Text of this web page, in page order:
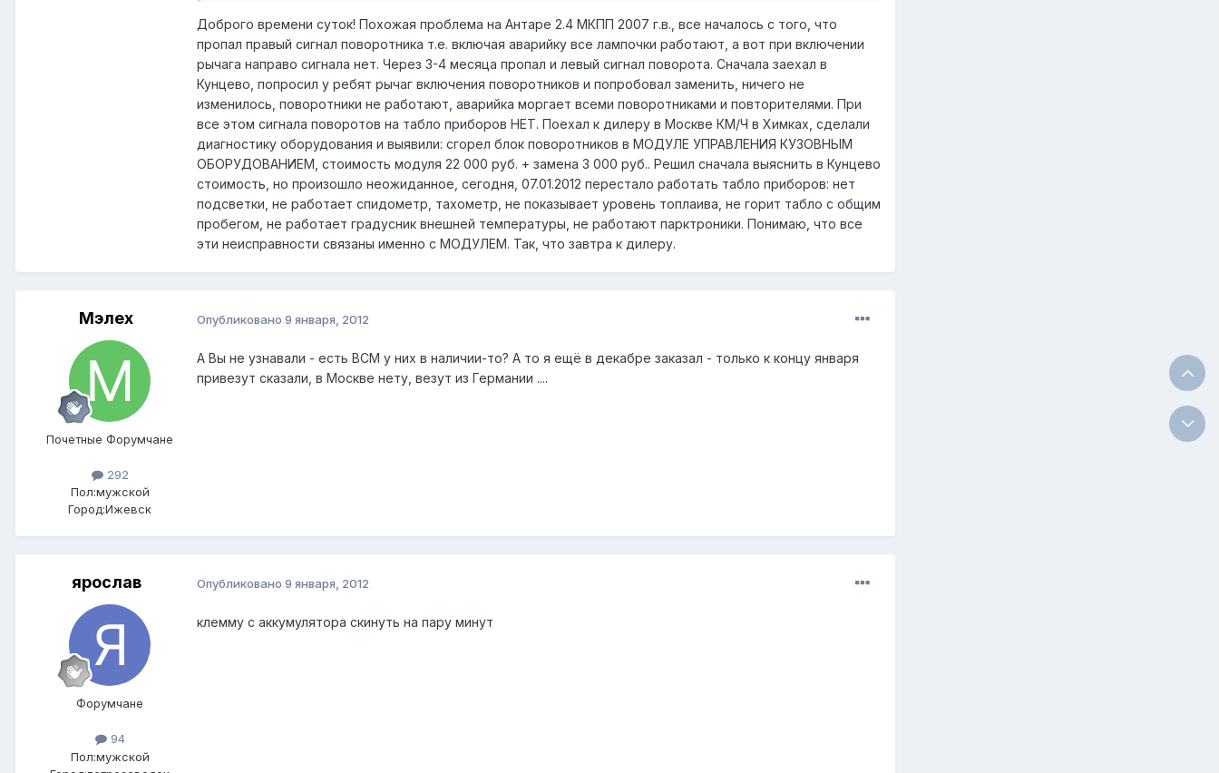
Доброго времени суток! Похожая проблема на Антаре 2.4 МКПП 2007 г.в., все началось с того, что
пропал правый сигнал поворотника т.е. включая аварийку все лампочки работают, а вот при включении
рычага направо сигнала нет. Через 3-4 месяца пропал и левый сигнал поворота. Сначала заехал в
Кунцево, попросил у ребят рычаг включения поворотников и попробовал заменить, ничего не
изменилось, поворотники не работают, аварийка моргает всеми поворотниками и повторителями. При
все этом сигнала поворотов на табло приборов НЕТ. Поехал к дилеру в Москве КМ/Ч в Химках, сделали
диагностику оборудования и выявили: сгорел блок поворотников в МОДУЛЕ УПРАВЛЕНИЯ КУЗОВНЫМ
ОБОРУДОВАНИЕМ, стоимость модуля 22 000 руб. + замена 3 000 руб.. Решил сначала выяснить в Кунцево
стоимость, но произошло неожиданное, сегодня, 07.01.2012 перестало работать табло приборов: нет
подсветки, не работает спидометр, тахометр, не показывает уровень топлаива, не горит табло с общим
пробегом, не работает градусник внешней температуры, не работают парктроники. Понимаю, что все
эти неисправности связаны именно с МОДУЛЕМ. Так, что завтра к дилеру.
Мэлех
Почетные Форумчане
292
Пол:мужской
Город:Ижевск
Опубликовано 9 января, 2012
А Вы не узнавали - есть ВСМ у них в наличии-то? А то я ещё в декабре заказал - только к концу января
привезут сказали, в Москве нету, везут из Германии ....
ярослав
Форумчане
94
Пол:мужской
Опубликовано 9 января, 2012
клемму с аккумулятора скинуть на пару минут